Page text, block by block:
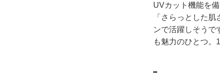
UVカット機能を
「さらっとした
ンで活躍しそうで
も魅力のひとつ。